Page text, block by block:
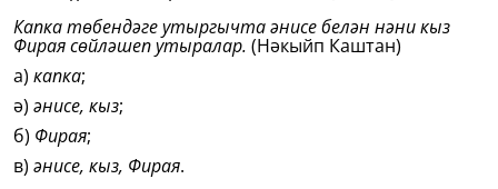
Капка төбендәге утыргычта әнисе белән нәни кыз
Фирая сөйләшеп утыралар. (Нәкыйп Каштан)
а) капка;
ә) әнисе, кыз;
б) Фирая;
в) әнисе, кыз, Фирая.